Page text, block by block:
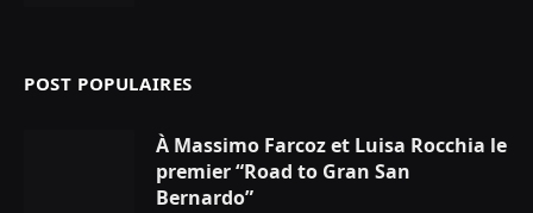
POST POPULAIRES
À Massimo Farcoz et Luisa Rocchia le
premier “Road to Gran San
Bernardo”